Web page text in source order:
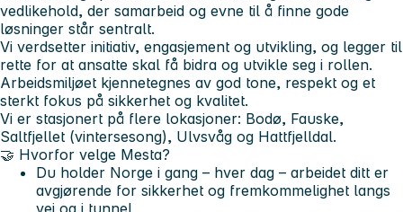
vedlikehold, der samarbeid og evne til å finne gode
løsninger står sentralt.
Vi verdsetter initiativ, engasjement og utvikling, og legger til
rette for at ansatte skal få bidra og utvikle seg i rollen.
Arbeidsmiljøet kjennetegnes av god tone, respekt og et
sterkt fokus på sikkerhet og kvalitet.
Vi er stasjonert på flere lokasjoner: Bodø, Fauske,
Saltfjellet (vintersesong), Ulvsvåg og Hattfjelldal.
🤝 Hvorfor velge Mesta?
Du holder Norge i gang – hver dag – arbeidet ditt er
avgjørende for sikkerhet og fremkommelighet langs